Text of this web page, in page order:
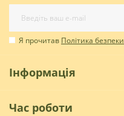
Я прочитав Політика безпеки
Інформація
Час роботи